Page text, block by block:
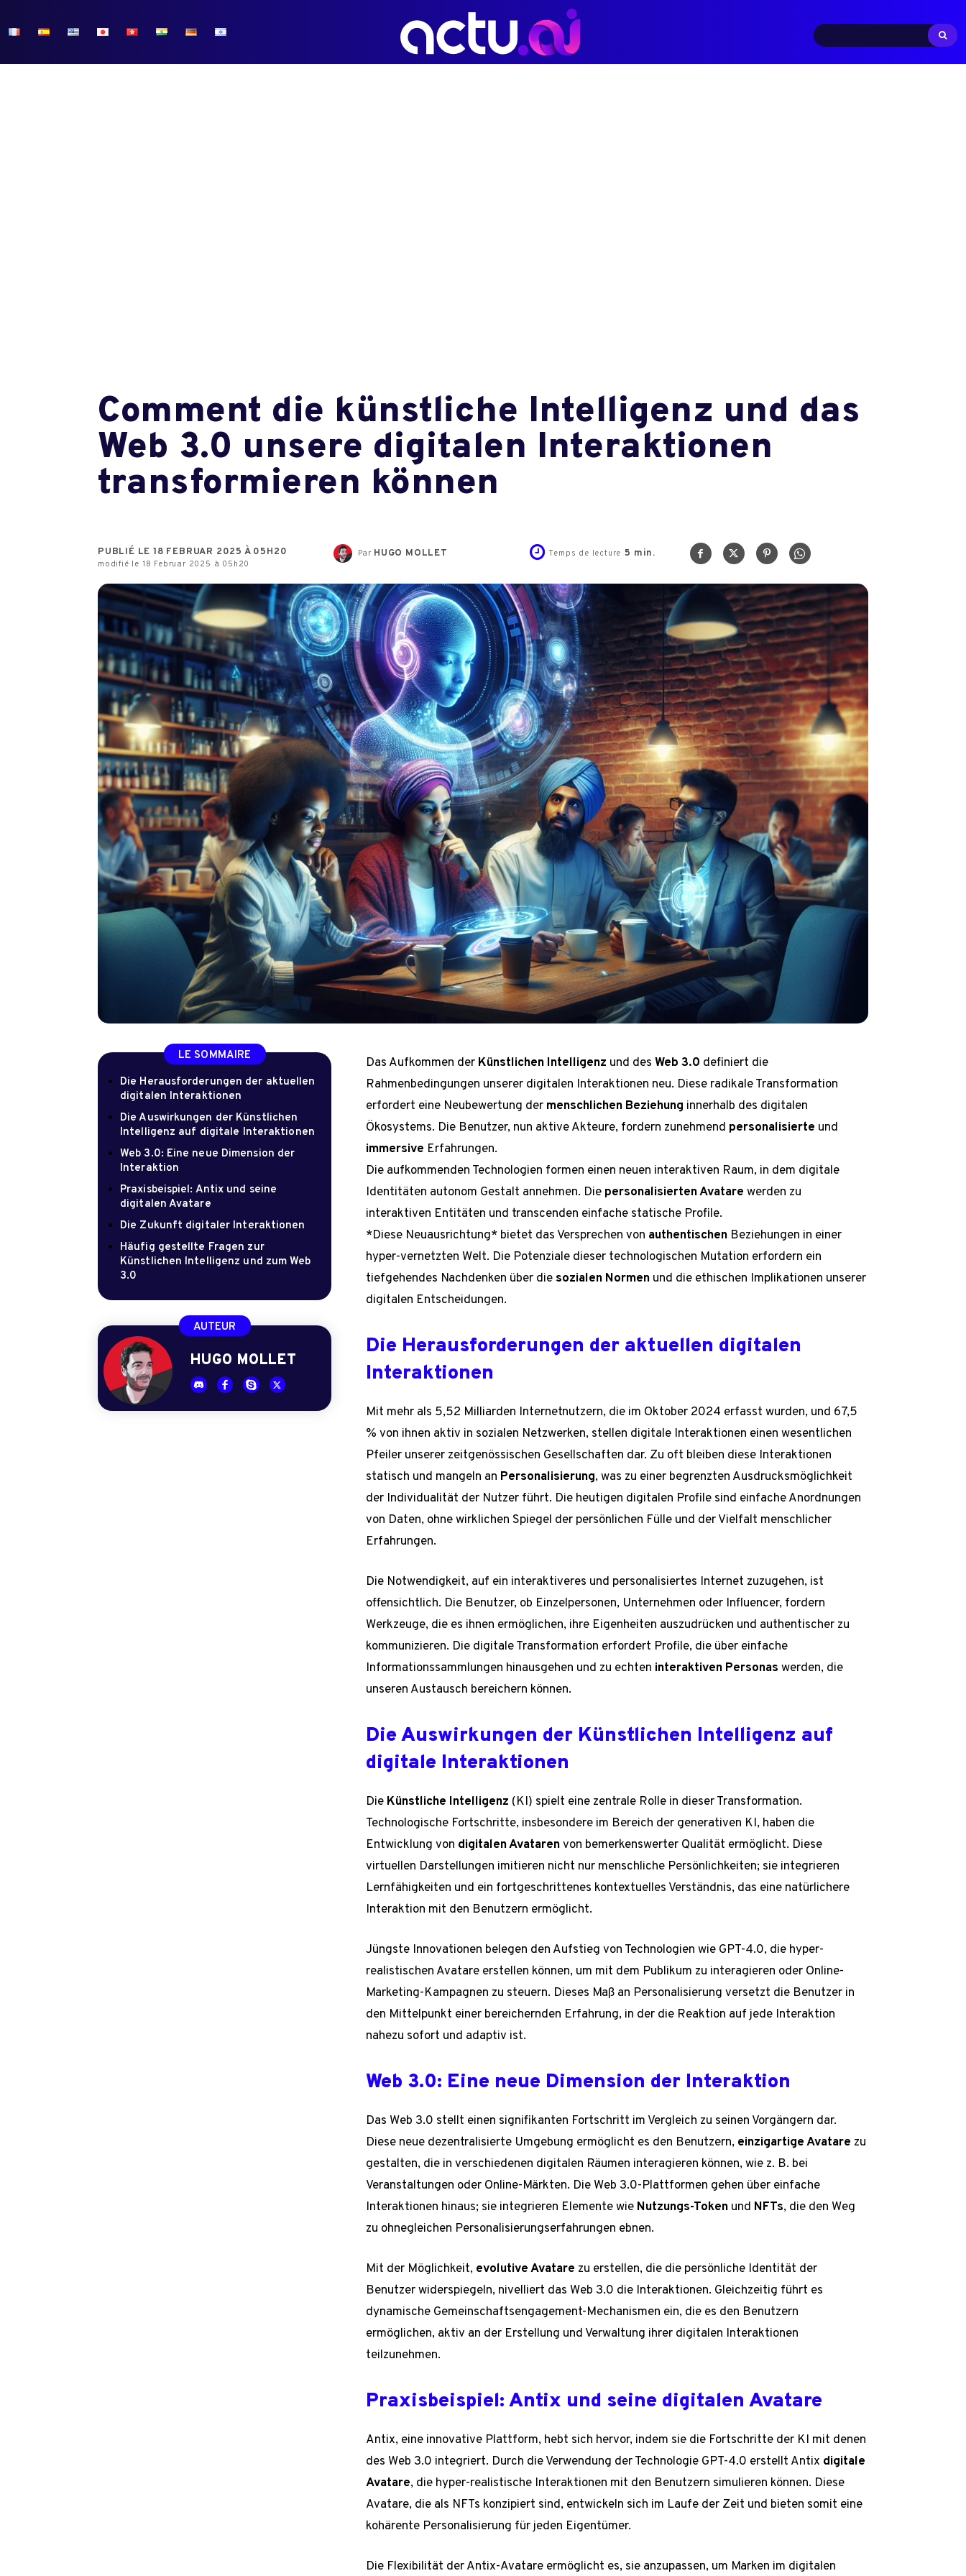
Comment die künstliche Intelligenz und das
Web 3.0 unsere digitalen Interaktionen
transformieren können
PUBLIÉ LE 18 FEBRUAR 2025 À 05H20
modifié le 18 Februar 2025 à 05h20
Par HUGO MOLLET Temps de lecture 5 min.
LE SOMMAIRE
Die Herausforderungen der aktuellen
digitalen Interaktionen
Die Auswirkungen der Künstlichen
Intelligenz auf digitale Interaktionen
Web 3.0: Eine neue Dimension der
Interaktion
Praxisbeispiel: Antix und seine
digitalen Avatare
Die Zukunft digitaler Interaktionen
Häufig gestellte Fragen zur
Künstlichen Intelligenz und zum Web
3.0
AUTEUR
HUGO MOLLET
Das Aufkommen der Künstlichen Intelligenz und desWeb 3.0 definiert die
Rahmenbedingungen unserer digitalen Interaktionen neu. Diese radikale Transformation
erfordert eine Neubewertung der menschlichen Beziehung innerhalb des digitalen
Ökosystems. Die Benutzer, nun aktive Akteure, fordern zunehmend personalisierte und
immersive Erfahrungen.
Die aufkommenden Technologien formen einen neuen interaktiven Raum, in dem digitale
Identitäten autonom Gestalt annehmen. Die personalisierten Avatare werden zu
interaktiven Entitäten und transcenden einfache statische Profile.
*Diese Neuausrichtung* bietet das Versprechen von authentischen Beziehungen in einer
hyper-vernetzten Welt. Die Potenziale dieser technologischen Mutation erfordern ein
tiefgehendes Nachdenken über die sozialen Normen und die ethischen Implikationen unserer
digitalen Entscheidungen.
Die Herausforderungen der aktuellen digitalen
Interaktionen
Mit mehr als 5,52 Milliarden Internetnutzern, die im Oktober 2024 erfasst wurden, und 67,5
% von ihnen aktiv in sozialen Netzwerken, stellen digitale Interaktionen einen wesentlichen
Pfeiler unserer zeitgenössischen Gesellschaften dar. Zu oft bleiben diese Interaktionen
statisch und mangeln an Personalisierung, was zu einer begrenzten Ausdrucksmöglichkeit
der Individualität der Nutzer führt. Die heutigen digitalen Profile sind einfache Anordnungen
von Daten, ohne wirklichen Spiegel der persönlichen Fülle und der Vielfalt menschlicher
Erfahrungen.
Die Notwendigkeit, auf ein interaktiveres und personalisiertes Internet zuzugehen, ist
offensichtlich. Die Benutzer, ob Einzelpersonen, Unternehmen oder Influencer, fordern
Werkzeuge, die es ihnen ermöglichen, ihre Eigenheiten auszudrücken und authentischer zu
kommunizieren. Die digitale Transformation erfordert Profile, die über einfache
Informationssammlungen hinausgehen und zu echten interaktiven Personas werden, die
unseren Austausch bereichern können.
Die Auswirkungen der Künstlichen Intelligenz auf
digitale Interaktionen
Die Künstliche Intelligenz (KI) spielt eine zentrale Rolle in dieser Transformation.
Technologische Fortschritte, insbesondere im Bereich der generativen KI, haben die
Entwicklung von digitalen Avatarenvon bemerkenswerter Qualität ermöglicht. Diese
virtuellen Darstellungen imitieren nicht nur menschliche Persönlichkeiten; sie integrieren
Lernfähigkeiten und ein fortgeschrittenes kontextuelles Verständnis, das eine natürlichere
Interaktion mit den Benutzern ermöglicht.
Jüngste Innovationen belegen den Aufstieg von Technologien wie GPT-4.0, die hyper-
realistischen Avatare erstellen können, um mit dem Publikum zu interagieren oder Online-
Marketing-Kampagnen zu steuern. Dieses Maß an Personalisierung versetzt die Benutzer in
den Mittelpunkt einer bereichernden Erfahrung, in der die Reaktion auf jede Interaktion
nahezu sofort und adaptiv ist.
Web 3.0: Eine neue Dimension der Interaktion
Das Web 3.0 stellt einen signifikanten Fortschritt im Vergleich zu seinen Vorgängern dar.
Diese neue dezentralisierte Umgebung ermöglicht es den Benutzern, einzigartige Avatare zu
gestalten, die in verschiedenen digitalen Räumen interagieren können, wie z. B. bei
Veranstaltungen oder Online-Märkten. Die Web 3.0-Plattformen gehen über einfache
Interaktionen hinaus; sie integrieren Elemente wie Nutzungs-Token und NFTs, die den Weg
zu ohnegleichen Personalisierungserfahrungen ebnen.
Mit der Möglichkeit, evolutive Avatare zu erstellen, die die persönliche Identität der
Benutzer widerspiegeln, nivelliert das Web 3.0 die Interaktionen. Gleichzeitig führt es
dynamische Gemeinschaftsengagement-Mechanismen ein, die es den Benutzern
ermöglichen, aktiv an der Erstellung und Verwaltung ihrer digitalen Interaktionen
teilzunehmen.
Praxisbeispiel: Antix und seine digitalen Avatare
Antix, eine innovative Plattform, hebt sich hervor, indem sie die Fortschritte der KI mit denen
des Web 3.0 integriert. Durch die Verwendung der Technologie GPT-4.0 erstellt Antix digitale
Avatare, die hyper-realistische Interaktionen mit den Benutzern simulieren können. Diese
Avatare, die als NFTs konzipiert sind, entwickeln sich im Laufe der Zeit und bieten somit eine
kohärente Personalisierung für jeden Eigentümer.
Die Flexibilität der Antix-Avatare ermöglicht es, sie anzupassen, um Marken im digitalen